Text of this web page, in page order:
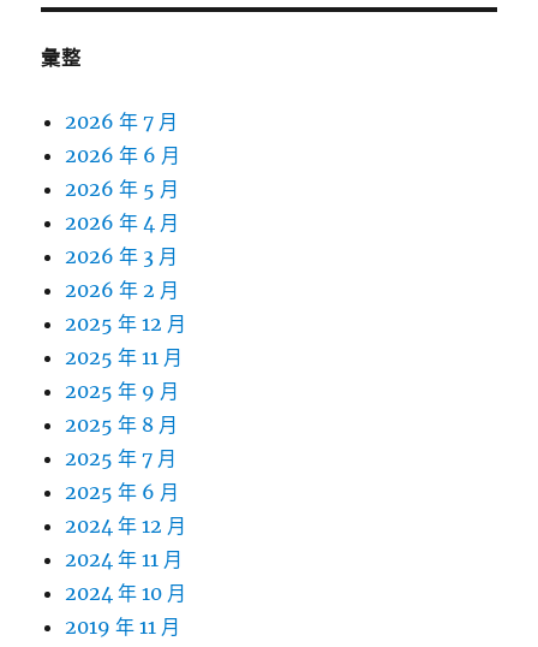
彙整
2026 年 7 月
2026 年 6 月
2026 年 5 月
2026 年 4 月
2026 年 3 月
2026 年 2 月
2025 年 12 月
2025 年 11 月
2025 年 9 月
2025 年 8 月
2025 年 7 月
2025 年 6 月
2024 年 12 月
2024 年 11 月
2024 年 10 月
2019 年 11 月